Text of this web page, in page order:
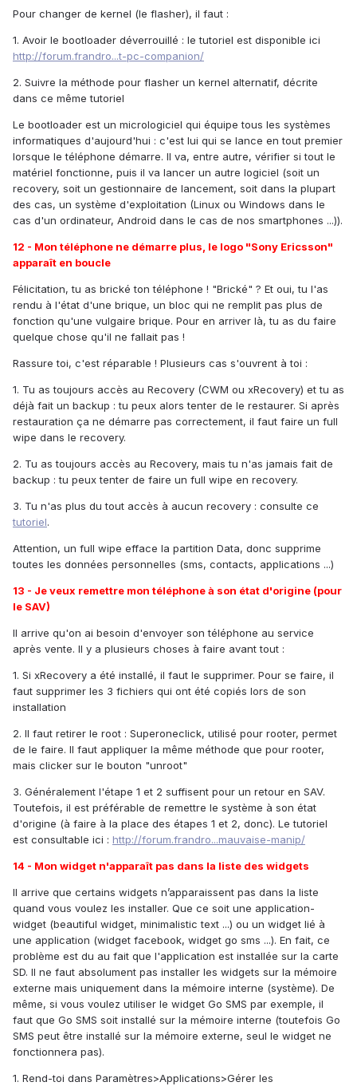
Pour changer de kernel (le flasher), il faut :
1. Avoir le bootloader déverrouillé : le tutoriel est disponible ici
http://forum.frandro...t-pc-companion/
2. Suivre la méthode pour flasher un kernel alternatif, décrite
dans ce même tutoriel
Le bootloader est un micrologiciel qui équipe tous les systèmes
informatiques d'aujourd'hui : c'est lui qui se lance en tout premier
lorsque le téléphone démarre. Il va, entre autre, vérifier si tout le
matériel fonctionne, puis il va lancer un autre logiciel (soit un
recovery, soit un gestionnaire de lancement, soit dans la plupart
des cas, un système d'exploitation (Linux ou Windows dans le
cas d'un ordinateur, Android dans le cas de nos smartphones ...)).
12 - Mon téléphone ne démarre plus, le logo "Sony Ericsson"
apparaît en boucle
Félicitation, tu as brické ton téléphone ! "Brické" ? Et oui, tu l'as
rendu à l'état d'une brique, un bloc qui ne remplit pas plus de
fonction qu'une vulgaire brique. Pour en arriver là, tu as du faire
quelque chose qu'il ne fallait pas !
Rassure toi, c'est réparable ! Plusieurs cas s'ouvrent à toi :
1. Tu as toujours accès au Recovery (CWM ou xRecovery) et tu as
déjà fait un backup : tu peux alors tenter de le restaurer. Si après
restauration ça ne démarre pas correctement, il faut faire un full
wipe dans le recovery.
2. Tu as toujours accès au Recovery, mais tu n'as jamais fait de
backup : tu peux tenter de faire un full wipe en recovery.
3. Tu n'as plus du tout accès à aucun recovery : consulte ce
tutoriel.
Attention, un full wipe efface la partition Data, donc supprime
toutes les données personnelles (sms, contacts, applications ...)
13 - Je veux remettre mon téléphone à son état d'origine (pour
le SAV)
Il arrive qu'on ai besoin d'envoyer son téléphone au service
après vente. Il y a plusieurs choses à faire avant tout :
1. Si xRecovery a été installé, il faut le supprimer. Pour se faire, il
faut supprimer les 3 fichiers qui ont été copiés lors de son
installation
2. Il faut retirer le root : Superoneclick, utilisé pour rooter, permet
de le faire. Il faut appliquer la même méthode que pour rooter,
mais clicker sur le bouton "unroot"
3. Généralement l'étape 1 et 2 suffisent pour un retour en SAV.
Toutefois, il est préférable de remettre le système à son état
d'origine (à faire à la place des étapes 1 et 2, donc). Le tutoriel
est consultable ici : http://forum.frandro...mauvaise-manip/
14 - Mon widget n'apparaît pas dans la liste des widgets
Il arrive que certains widgets n’apparaissent pas dans la liste
quand vous voulez les installer. Que ce soit une application-
widget (beautiful widget, minimalistic text ...) ou un widget lié à
une application (widget facebook, widget go sms ...). En fait, ce
problème est du au fait que l'application est installée sur la carte
SD. Il ne faut absolument pas installer les widgets sur la mémoire
externe mais uniquement dans la mémoire interne (système). De
même, si vous voulez utiliser le widget Go SMS par exemple, il
faut que Go SMS soit installé sur la mémoire interne (toutefois Go
SMS peut être installé sur la mémoire externe, seul le widget ne
fonctionnera pas).
1. Rend-toi dans Paramètres>Applications>Gérer les